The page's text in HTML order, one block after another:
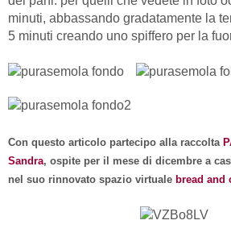
minuti, abbassando gradatamente la
5 minuti creando uno spiffero per la
Con questo articolo partecipo alla raccolta
Sandra, ospite per il mese di dicembre a
nel suo rinnovato spazio virtuale bread and